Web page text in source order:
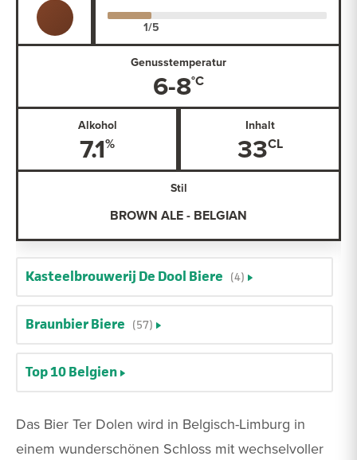
Das Bier Ter Dolen wird in Belgisch-Limburg in
einem wunderschönen Schloss mit wechselvoller
Genusstemperatur
6-8
Alkohol
7.1
Inhalt
33
Stil
BROWN ALE - BELGIAN
Kasteelbrouwerij De Dool Biere (4)
Braunbier Biere (57)
Top 10 Belgien